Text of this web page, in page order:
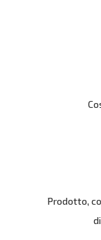
Prodotto,